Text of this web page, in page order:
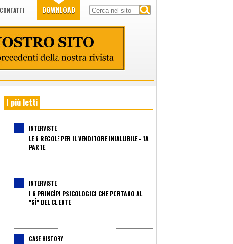
CONTATTI DOWNLOAD
I più letti
INTERVISTE
LE 6 REGOLE PER IL VENDITORE INFALLIBILE - 1A
PARTE
INTERVISTE
I 6 PRINCÌPI PSICOLOGICI CHE PORTANO AL
"SÌ" DEL CLIENTE
CASE HISTORY